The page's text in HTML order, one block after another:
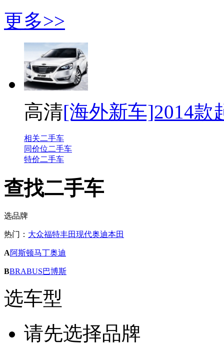
更多>>
高清[海外新车]2014款
相关二手车
同价位二手车
特价二手车
查找二手车
选品牌
热门： 大众福特丰田现代奥迪本田
A阿斯顿马丁奥迪
BBRABUS巴博斯
选车型
请先选择品牌